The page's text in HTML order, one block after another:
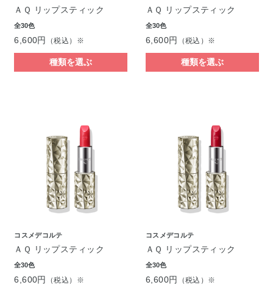
ＡＱ リップスティック
全30色
6,600円 （税込）※
種類を選ぶ
ＡＱ リップスティック
全30色
6,600円 （税込）※
種類を選ぶ
コスメデコルテ
ＡＱ リップスティック
全30色
6,600円 （税込）※
コスメデコルテ
ＡＱ リップスティック
全30色
6,600円 （税込）※